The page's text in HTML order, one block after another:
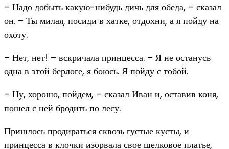
– Надо добыть какую-нибудь дичь для обеда, – сказал
он. – Ты милая, посиди в хатке, отдохни, а я пойду на
охоту.
– Нет, нет! – вскричала принцесса. – Я не останусь
одна в этой берлоге, я боюсь. Я пойду с тобой.
– Ну, хорошо, пойдем, – сказал Иван и, оставив коня,
пошел с ней бродить по лесу.
Пришлось продираться сквозь густые кусты, и
принцесса в клочки изорвала свое шелковое платье,